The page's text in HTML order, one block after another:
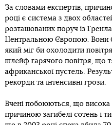
За словами експертів,
році є система з двох
розташованих поруч із
Центральною Європою. Вони
який міг би охолодити
шлейф гарячого повітря, що
африканської пустель.
рекорди та інтенсивні грози.
Вчені побоюються, що висока
причиною загибелі сотень і